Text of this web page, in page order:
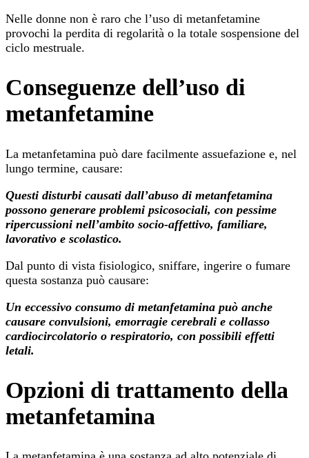
Nelle donne non è raro che l’uso di metanfetamine
provochi la perdita di regolarità o la totale sospensione del
ciclo mestruale.
Conseguenze dell’uso di
metanfetamine
La metanfetamina può dare facilmente assuefazione e, nel
lungo termine, causare:
Questi disturbi causati dall’abuso di metanfetamina
possono generare problemi psicosociali, con pessime
ripercussioni nell’ambito socio-affettivo, familiare,
lavorativo e scolastico.
Dal punto di vista fisiologico, sniffare, ingerire o fumare
questa sostanza può causare:
Un eccessivo consumo di metanfetamina può anche
causare convulsioni, emorragie cerebrali e collasso
cardiocircolatorio o respiratorio, con possibili effetti
letali.
Opzioni di trattamento della
metanfetamina